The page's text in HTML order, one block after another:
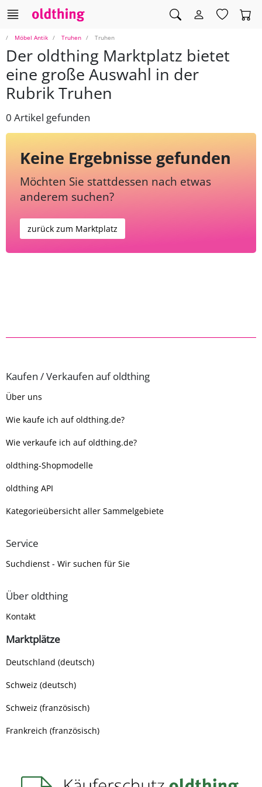
Möbel Antik Truhen Truhen
Der oldthing Marktplatz bietet
eine große Auswahl in der
Rubrik Truhen
0 Artikel gefunden
Keine Ergebnisse gefunden
Möchten Sie stattdessen nach etwas
anderem suchen?
zurück zum Marktplatz
Kaufen / Verkaufen auf oldthing
Über uns
Wie kaufe ich auf oldthing.de?
Wie verkaufe ich auf oldthing.de?
oldthing-Shopmodelle
oldthing API
Kategorieübersicht aller Sammelgebiete
Service
Suchdienst - Wir suchen für Sie
Über oldthing
Kontakt
Marktplätze
Deutschland (deutsch)
Schweiz (deutsch)
Schweiz (französisch)
Frankreich (französisch)